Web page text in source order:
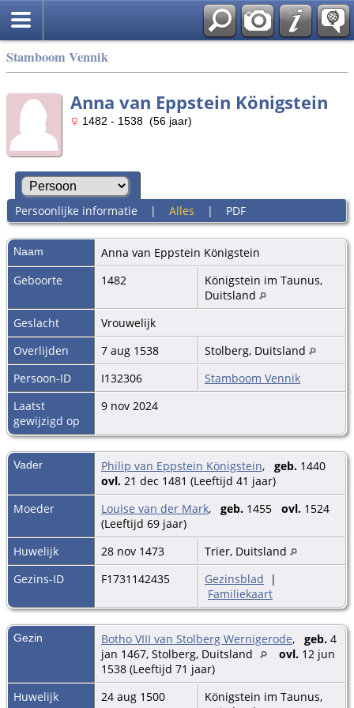
Stamboom Vennik
Anna van Eppstein Königstein
1482 - 1538 (56 jaar)
Persoonlijke informatie | Alles | PDF
Naam Anna van Eppstein Königstein
Geboorte
1482
Königstein im Taunus,
Duitsland
Geslacht
Vrouwelijk
Overlijden
7 aug 1538
Stolberg, Duitsland
Persoon-ID
I132306
Stamboom Vennik
Laatst
gewijzigd op
9 nov 2024
Vader Philip van Eppstein Königstein, geb. 1440
ovl. 21 dec 1481 (Leeftijd 41 jaar)
Moeder
Louise van der Mark, geb. 1455 ovl. 1524
(Leeftijd 69 jaar)
Huwelijk
28 nov 1473
Trier, Duitsland
Gezins-ID
F1731142435 Gezinsblad |
Familiekaart
Gezin Botho VIII van Stolberg Wernigerode, geb. 4
jan 1467, Stolberg, Duitsland
ovl. 12 jun
1538 (Leeftijd 71 jaar)
Huwelijk
24 aug 1500
Königstein im Taunus,